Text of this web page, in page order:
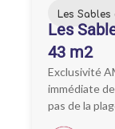
Les
Les
43 m2
Exclusivité
immédiate
pas de la